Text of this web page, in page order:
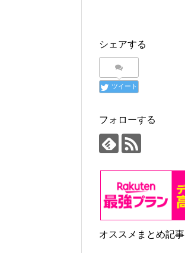
シェアする
ツイート
フォローする
オススメまとめ記事